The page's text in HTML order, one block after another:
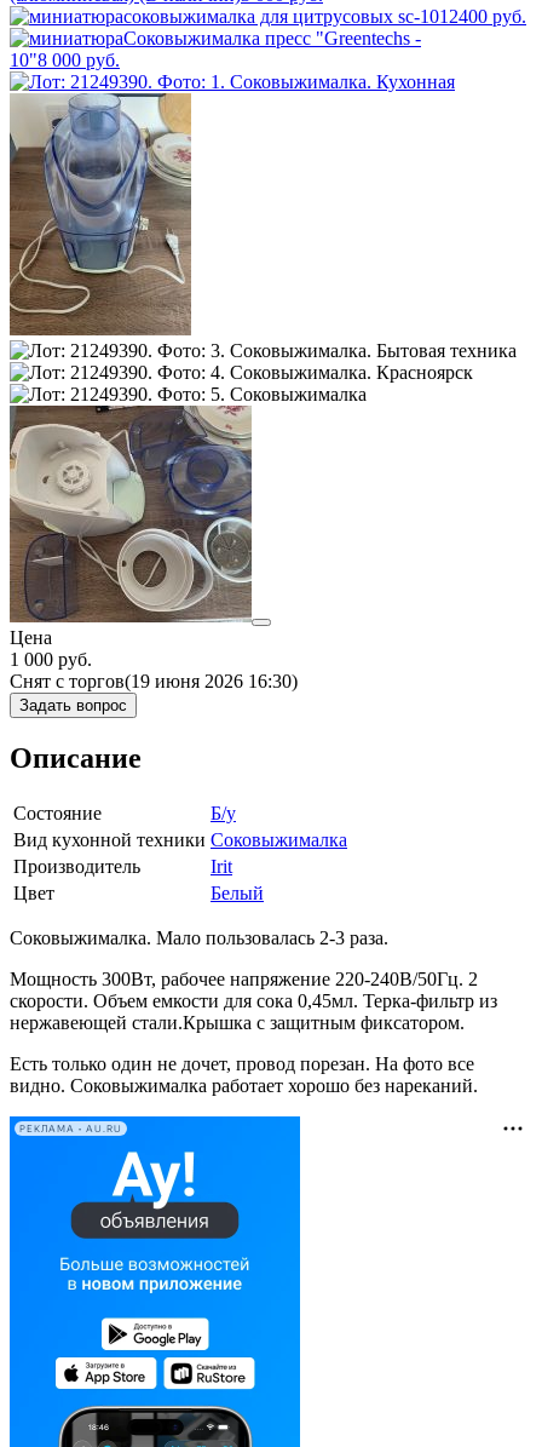
соковыжималка для цитрусовых sc-1012400 руб.
Соковыжималка пресс "Greentechs -
10"8 000 руб.
Цена
1 000 руб.
Снят с торгов(19 июня 2026 16:30)
Задать вопрос
Описание
Состояние
Б/у
Вид кухонной техники Соковыжималка
Производитель
Irit
Цвет
Белый
Соковыжималка. Мало пользовалась 2-3 раза.
Мощность 300Вт, рабочее напряжение 220-240В/50Гц. 2
скорости. Объем емкости для сока 0,45мл. Терка-фильтр из
нержавеющей стали.Крышка с защитным фиксатором.
Есть только один не дочет, провод порезан. На фото все
видно. Соковыжималка работает хорошо без нареканий.
РЕКЛАМА • AU.RU